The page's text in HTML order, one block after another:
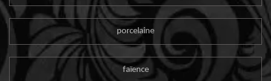
porcelaine
faïence